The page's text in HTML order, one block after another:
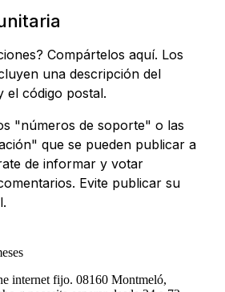
Compártelos aquí. Los
una descripción del
el código postal.
"números de soporte" o las
que se pueden publicar a
de informar y votar
Evite publicar su